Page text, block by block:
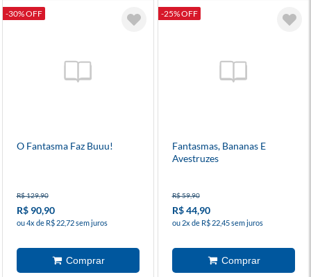
-30% OFF
O Fantasma Faz Buuu!
R$ 129,90
R$ 90,90
ou 4x de R$ 22,72 sem juros
-25% OFF
Fantasmas, Bananas E
Avestruzes
R$ 59,90
R$ 44,90
ou 2x de R$ 22,45 sem juros